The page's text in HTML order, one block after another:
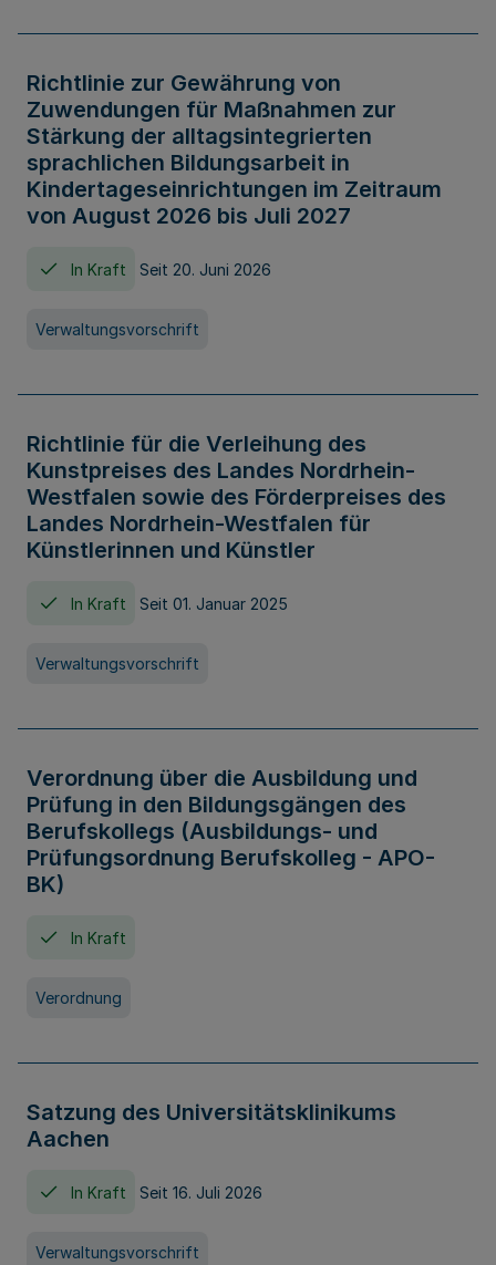
Richtlinie zur Gewährung von
Zuwendungen für Maßnahmen zur
Stärkung der alltagsintegrierten
sprachlichen Bildungsarbeit in
Kindertageseinrichtungen im Zeitraum
von August 2026 bis Juli 2027
In Kraft Seit 20. Juni 2026
Verwaltungsvorschrift
Richtlinie für die Verleihung des
Kunstpreises des Landes Nordrhein-
Westfalen sowie des Förderpreises des
Landes Nordrhein-Westfalen für
Künstlerinnen und Künstler
In Kraft Seit 01. Januar 2025
Verwaltungsvorschrift
Verordnung über die Ausbildung und
Prüfung in den Bildungsgängen des
Berufskollegs (Ausbildungs- und
Prüfungsordnung Berufskolleg - APO-
BK)
In Kraft
Verordnung
Satzung des Universitätsklinikums
Aachen
In Kraft Seit 16. Juli 2026
Verwaltungsvorschrift